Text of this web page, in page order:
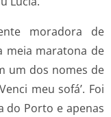
moradora de
meia maratona de
um dos nomes de
meu sofá’. Foi
do Porto e apenas